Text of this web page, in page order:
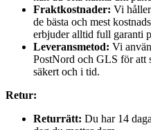
Fraktkostnader: Vi
de bästa och mest
erbjuder alltid full garanti
Leveransmetod: Vi
PostNord och GLS för att
säkert och i tid.
Retur:
Returrätt: Du har 14